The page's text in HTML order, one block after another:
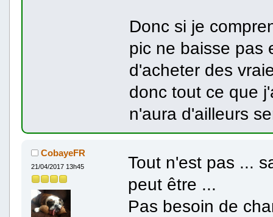
Donc si je
pic ne baisse pas
d'acheter des
donc tout ce que
n'aura d'ailleurs
CobayeFR
21/04/2017 13h45
Tout n'est pas ...
peut être ...
Pas besoin de